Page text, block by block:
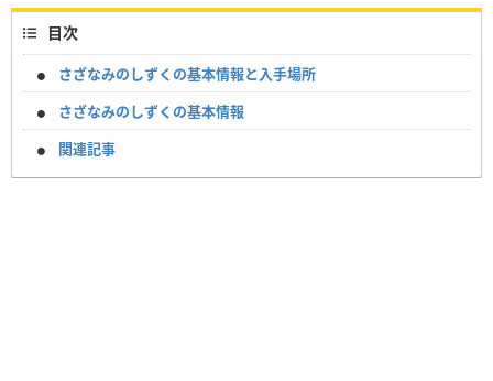
目次
さざなみのしずくの基本情報と入手場所
さざなみのしずくの基本情報
関連記事